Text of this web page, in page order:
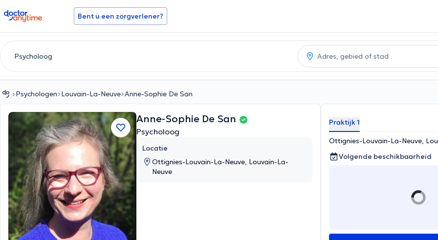
doctoranytime Bent u een zorgverlener?
Psychologen Louvain-La-Neuve Anne-Sophie De San
Anne-Sophie De San
Psycholoog
Locatie
Ottignies-Louvain-La-Neuve, Louvain-La-
Neuve
Praktijk 1
Ottignies-Louvain-La-Neuve,
Volgende beschikbaarheid